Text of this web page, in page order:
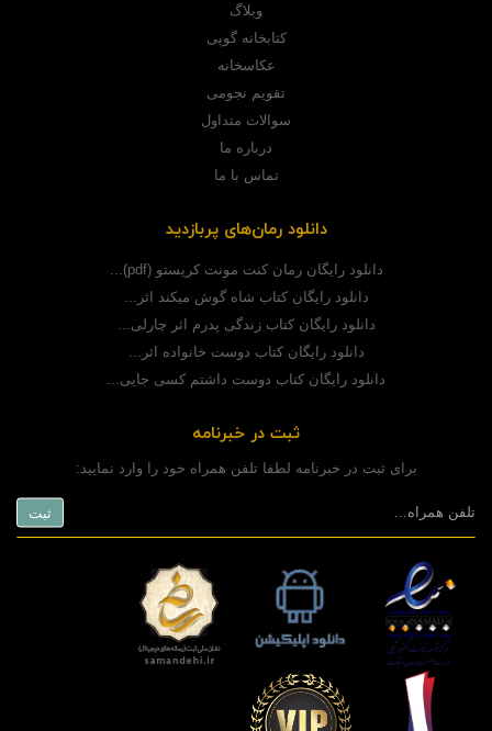
وبلاگ
کتابخانه گوپی
عکاسخانه
تقویم نجومی
سوالات متداول
درباره ما
تماس با ما
دانلود رمان‌های پربازدید
دانلود رایگان رمان کنت مونت کریستو (pdf)...
دانلود رایگان کتاب شاه گوش میکند اثر...
دانلود رایگان کتاب زندگی پدرم اثر چارلی...
دانلود رایگان کتاب دوست خانواده اثر...
دانلود رایگان کتاب دوست داشتم کسی جایی...
ثبت در خبرنامه
برای ثبت در خبرنامه لطفا تلفن همراه خود را وارد نمایید: